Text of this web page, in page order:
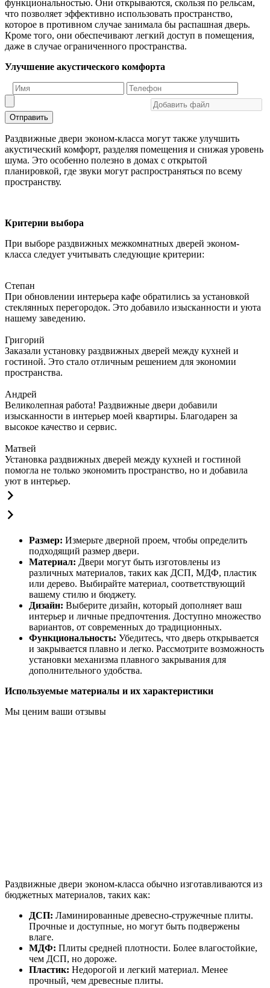
функциональностью. Они открываются, скользя по рельсам,
что позволяет эффективно использовать пространство,
которое в противном случае занимала бы распашная дверь.
Кроме того, они обеспечивают легкий доступ в помещения,
даже в случае ограниченного пространства.
Улучшение акустического комфорта
Отправить
Раздвижные двери эконом-класса могут также улучшить
акустический комфорт, разделяя помещения и снижая уровень
шума. Это особенно полезно в домах с открытой
планировкой, где звуки могут распространяться по всему
пространству.
Критерии выбора
При выборе раздвижных межкомнатных дверей эконом-
класса следует учитывать следующие критерии:
Степан
При обновлении интерьера кафе обратились за установкой
стеклянных перегородок. Это добавило изысканности и уюта
нашему заведению.
Григорий
Заказали установку раздвижных дверей между кухней и
гостиной. Это стало отличным решением для экономии
пространства.
Андрей
Великолепная работа! Раздвижные двери добавили
изысканности в интерьер моей квартиры. Благодарен за
высокое качество и сервис.
Матвей
Установка раздвижных дверей между кухней и гостиной
помогла не только экономить пространство, но и добавила
уют в интерьер.
Размер: Измерьте дверной проем, чтобы определить
подходящий размер двери.
Материал: Двери могут быть изготовлены из
различных материалов, таких как ДСП, МДФ, пластик
или дерево. Выбирайте материал, соответствующий
вашему стилю и бюджету.
Дизайн: Выберите дизайн, который дополняет ваш
интерьер и личные предпочтения. Доступно множество
вариантов, от современных до традиционных.
Функциональность: Убедитесь, что дверь открывается
и закрывается плавно и легко. Рассмотрите возможность
установки механизма плавного закрывания для
дополнительного удобства.
Используемые материалы и их характеристики
Мы ценим ваши отзывы
Раздвижные двери эконом-класса обычно изготавливаются из
бюджетных материалов, таких как:
ДСП: Ламинированные древесно-стружечные плиты.
Прочные и доступные, но могут быть подвержены
влаге.
МДФ: Плиты средней плотности. Более влагостойкие,
чем ДСП, но дороже.
Пластик: Недорогой и легкий материал. Менее
прочный, чем древесные плиты.